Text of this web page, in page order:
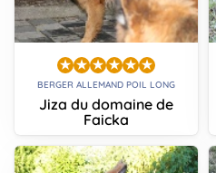
BERGER ALLEMAND POIL LONG
Jiza du domaine de
Faicka